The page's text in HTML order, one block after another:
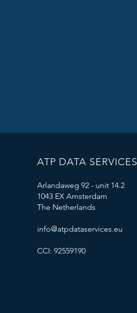
ATP DATA SERVICES
Arlandaweg 92 - unit 14.2
1043 EX Amsterdam
The Netherlands
info@atpdataservices.eu
CCI: 92559190